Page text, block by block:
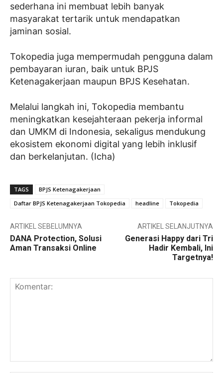
sederhana ini membuat lebih banyak
masyarakat tertarik untuk mendapatkan
jaminan sosial.
Tokopedia juga mempermudah pengguna dalam
pembayaran iuran, baik untuk BPJS
Ketenagakerjaan maupun BPJS Kesehatan.
Melalui langkah ini, Tokopedia membantu
meningkatkan kesejahteraan pekerja informal
dan UMKM di Indonesia, sekaligus mendukung
ekosistem ekonomi digital yang lebih inklusif
dan berkelanjutan. (Icha)
TAGS
BPJS Ketenagakerjaan
Daftar BPJS Ketenagakerjaan Tokopedia
headline Tokopedia
ARTIKEL SEBELUMNYA
DANA Protection, Solusi
Aman Transaksi Online
ARTIKEL SELANJUTNYA
Generasi Happy dari Tri
Hadir Kembali, Ini
Targetnya!